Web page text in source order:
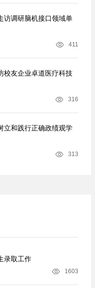
访调研脑机接口领域单
411
校友企业卓道医疗科技
316
立和践行正确政绩观学
313
录取工作
1603